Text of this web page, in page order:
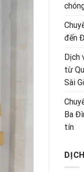
đến
Dịch
từ
Sài
Ba
tín